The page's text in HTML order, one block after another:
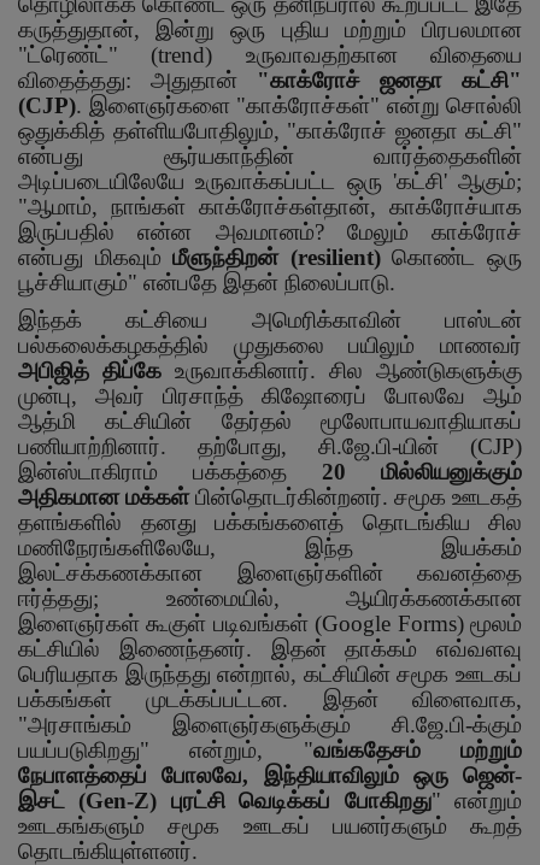
கருத்துதான், இன்று ஒரு புதிய மற்றும் பிரபலமான
"ட்ரெண்ட்" (trend) உருவாவதற்கான விதையை
விதைத்தது: அதுதான் "காக்ரோச் ஜனதா கட்சி"
(CJP). இளைஞர்களை "காக்ரோச்கள்" என்று சொல்லி
ஒதுக்கித் தள்ளியபோதிலும், "காக்ரோச் ஜனதா கட்சி"
என்பது சூர்யகாந்தின் வார்த்தைகளின்
அடிப்படையிலேயே உருவாக்கப்பட்ட ஒரு 'கட்சி' ஆகும்;
"ஆமாம், நாங்கள் காக்ரோச்கள்தான், காக்ரோச்யாக
இருப்பதில் என்ன அவமானம்? மேலும் காக்ரோச்
என்பது மிகவும்மீளுந்திறன் (resilient) கொண்ட ஒரு
பூச்சியாகும்" என்பதே இதன் நிலைப்பாடு.
இந்தக் கட்சியை அமெரிக்காவின் பாஸ்டன்
பல்கலைக்கழகத்தில் முதுகலை பயிலும் மாணவர்
அபிஜித் திப்கே உருவாக்கினார். சில ஆண்டுகளுக்கு
முன்பு, அவர் பிரசாந்த் கிஷோரைப் போலவே ஆம்
ஆத்மி கட்சியின் தேர்தல் மூலோபாயவாதியாகப்
பணியாற்றினார். தற்போது, சி.ஜே.பி-யின் (CJP)
இன்ஸ்டாகிராம் பக்கத்தை 20 மில்லியனுக்கும்
அதிகமான மக்கள்பின்தொடர்கின்றனர். சமூக ஊடகத்
தளங்களில் தனது பக்கங்களைத் தொடங்கிய சில
மணிநேரங்களிலேயே, இந்த இயக்கம்
இலட்சக்கணக்கான இளைஞர்களின் கவனத்தை
ஈர்த்தது; உண்மையில், ஆயிரக்கணக்கான
இளைஞர்கள் கூகுள் படிவங்கள் (Google Forms)மூலம்
கட்சியில் இணைந்தனர். இதன் தாக்கம் எவ்வளவு
பெரியதாக இருந்தது என்றால், கட்சியின் சமூக ஊடகப்
பக்கங்கள் முடக்கப்பட்டன. இதன் விளைவாக,
"அரசாங்கம் இளைஞர்களுக்கும் சி.ஜே.பி-க்கும்
பயப்படுகிறது" என்றும், "வங்கதேசம் மற்றும்
நேபாளத்தைப் போலவே, இந்தியாவிலும் ஒரு ஜென்-
இசட் (Gen-Z) புரட்சி வெடிக்கப் போகிறது"என்றும்
ஊடகங்களும் சமூக ஊடகப் பயனர்களும் கூறத்
தொடங்கியுள்ளனர்.